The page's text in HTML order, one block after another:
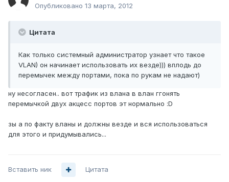
Опубликовано 13 марта, 2012
Цитата
Как только системный администратор узнает что такое
VLAN) он начинает использовать их везде))) вплодь до
перемычек между портами, пока по рукам не надают)
ну несогласен.. вот трафик из влана в влан ггонять
перемычкой двух акцесс портов эт нормально :D
зы а по факту вланы и должны везде и вся использоваться
для этого и придумывались...
Вставить ник Цитата